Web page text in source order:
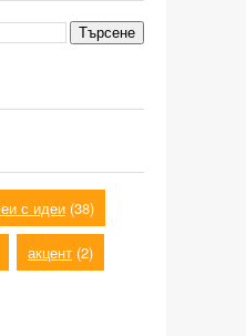
с идеи (38)
акцент (2)